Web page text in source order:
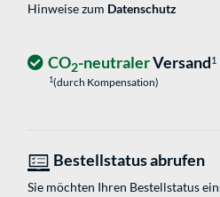
Hinweise zum Datenschutz
CO2-neutralerVersand1
1(durch Kompensation)
Bestellstatus abrufen
Sie möchten Ihren Bestellstatus